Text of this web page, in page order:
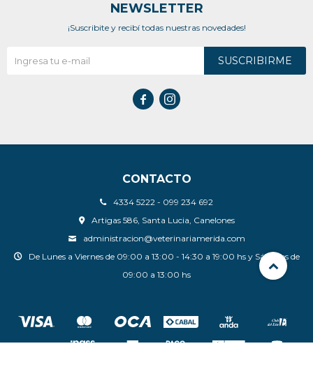
CONTACTO
4334 5222 - 099 234 692
Artigas 586, Santa Lucia, Canelones
administracion@veterinariamerida.com
De Lunes a Viernes de 09:00 a 13:00 - 14:30 a 19:00 hs y Sábados de
09:00 a 13:00 hs
NEWSLETTER
¡Suscribite y recibí todas nuestras novedades!
SUSCRIBIRME
 